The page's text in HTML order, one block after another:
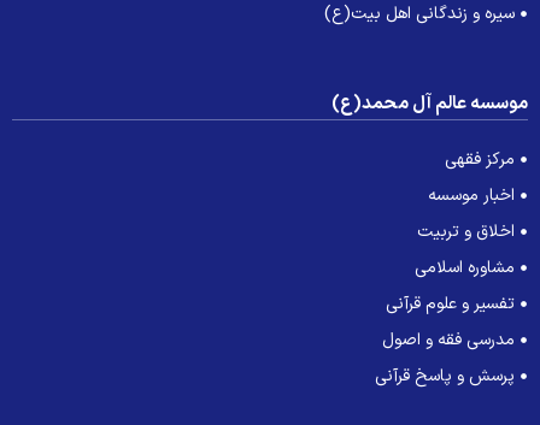
سیره و زندگانی اهل بیت(ع)
عالم آل محمد(ع)
مرکز فقهی
اخبار موسسه
اخلاق و تربیت
مشاوره اسلامی
تفسیر و علوم قرآنی
مدرسی فقه و اصول
پرسش و پاسخ قرآنی